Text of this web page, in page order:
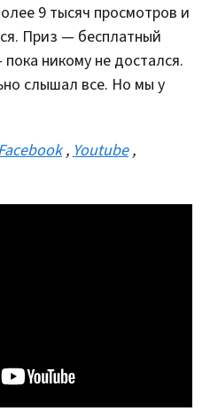
9 тысяч просмотров и
Приз — бесплатный
никому не достался.
слышал все. Но мы у
, Youtube ,